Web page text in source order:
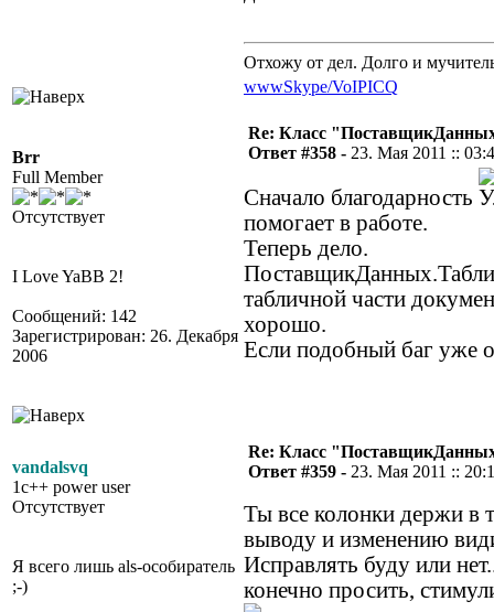
Отхожу от дел. Долго и
wwwSkype/VoIPICQ
Brr
Full Member
Отсутствует
I Love YaBB 2!
Сообщений: 142
Зарегистрирован: 26. Декабря
2006
Re: Класс
Ответ #358 - 23. Мая 2011 ::
Сначало благодарность
помогает в работе.
Теперь дело.
табличной части
хорошо.
Если подобный баг уже
vandalsvq
1c++ power user
Отсутствует
Я всего лишь als-особиратель
;-)
Re: Класс
Ответ #359 - 23. Мая 2011 ::
Ты все колонки держи в
выводу и изменению
Исправлять буду или
конечно просить,